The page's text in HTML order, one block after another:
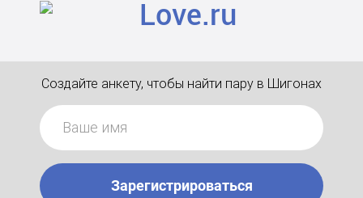
Создайте анкету, чтобы найти пару в Шигонах
Зарегистрироваться